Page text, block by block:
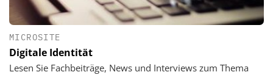
MICROSITE
Digitale Identität
Lesen Sie Fachbeiträge, News und Interviews zum Thema